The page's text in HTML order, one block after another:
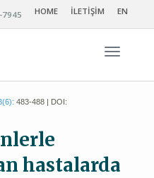
HOME İLETİŞİM EN
483-488 | DOI:
hastalarda